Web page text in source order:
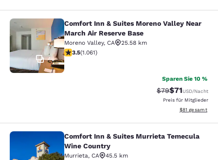
Comfort Inn & Suites Moreno
46
Comfort Inn & Suites Moreno Valley Near
March Air Reserve Base
Moreno Valley, CA
25.58 km
3.54-Sterne-Bewertung. Gut. 1061 Bewertungen
3.5(1.061)
Sparen Sie 10 %
$79Vergünstigter
$71USD/Nacht
Preis für Mitglieder
Geschätzte
$81 gesamt
Comfort Inn & Suites Murrieta
Comfort Inn & Suites Murrieta Temecula
Wine Country
Murrieta, CA
45.5 km